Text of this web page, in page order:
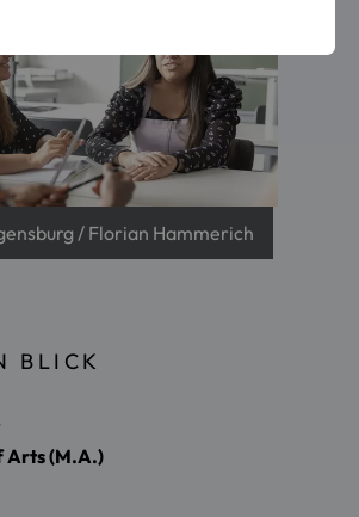
/ Florian Hammerich
BLICK
Arts (M.A.)